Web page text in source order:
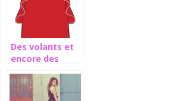
Des volants et
encore des
l’été!